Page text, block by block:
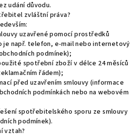
udání důvodu.
zvláštní práva?
uzavřené pomocí prostředků
je např. telefon, e-mail nebo internetový
podmínek);
spotřební zboží v délce 24 měsíců
řádem);
před uzavřením smlouvy (informace
podmínkách nebo na webovém
spotřebitelského sporu ze smlouvy
podmínek).
vztah?